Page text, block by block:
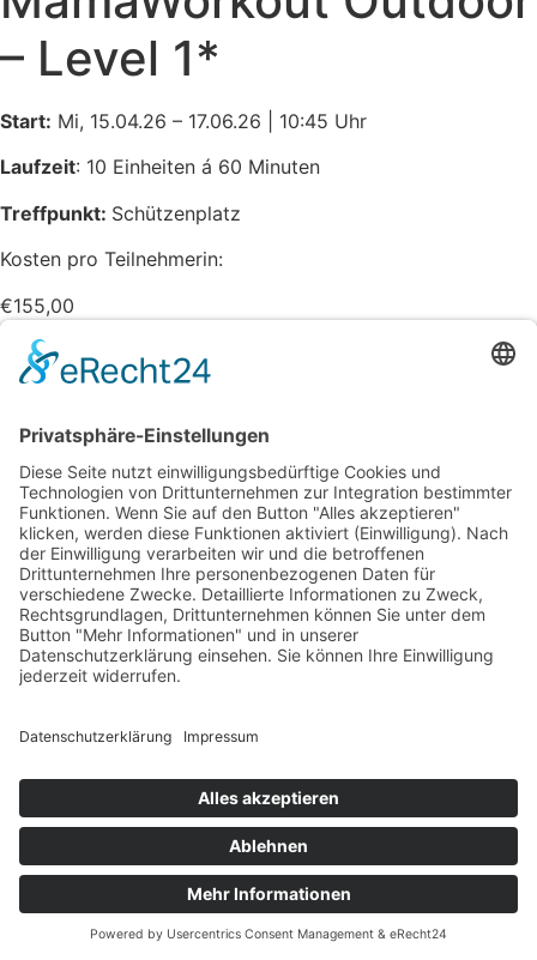
– Level 1*
Start: Mi, 15.04.26 – 17.06.26 | 10:45 Uhr
Laufzeit: 10 Einheiten á 60 Minuten
Treffpunkt: Schützenplatz
Kosten pro Teilnehmerin:
€155,00
Verfügbare Plätze:
Startseite
Impressum
Datenschutzerklärung
Barrierefreiheitserklärung
Vertrag widerrufen
AGB
Zahlung & Versand
Gutschein
Startseite
Datenschutzerklärung
Vertrag widerrufen
AGB
Gutschein
Bauchwärts Paderborn|hello@bauchwaerts-
paderborn.de